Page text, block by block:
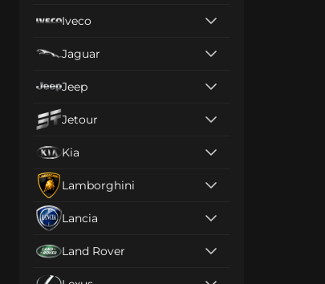
Iveco
Jaguar
Jeep
Jetour
Kia
Lamborghini
Lancia
Land Rover